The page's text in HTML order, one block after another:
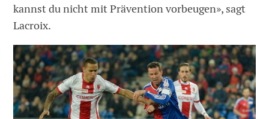
kannst du nicht mit Prävention vorbeugen», sagt
Lacroix.